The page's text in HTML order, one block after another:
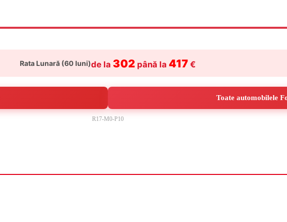
Rata Lunară (60 luni)de la 302 până la 417€
Toate automobilele
R17-M0-P10